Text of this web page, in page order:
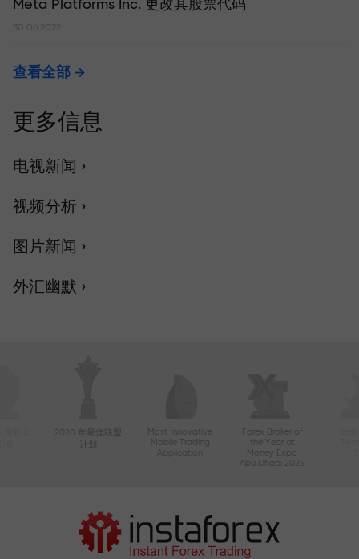
Meta Platforms Inc. 更改其股票代码
30.06.2022
查看全部
更多信息
电视新闻 ›
视频分析 ›
图片新闻 ›
外汇幽默 ›
2020 年最佳联盟
Most Innovative
Mobile Trading
Application
Forex Broker of
the Year at
Money Expo
Abu Dhabi 2025